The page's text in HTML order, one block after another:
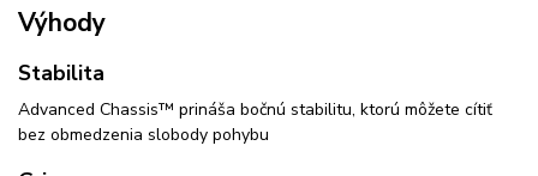
Výhody
Stabilita
Advanced Chassis™ prináša bočnú stabilitu, ktorú môžete cítiť
bez obmedzenia slobody pohybu